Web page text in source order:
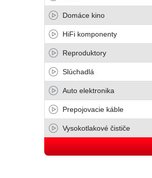
Domáce kino
HiFi komponenty
Reproduktory
Slúchadlá
Auto elektronika
Prepojovacie káble
Vysokotlakové čističe